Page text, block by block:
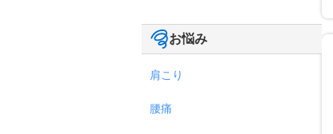
お悩み
肩こり
腰痛